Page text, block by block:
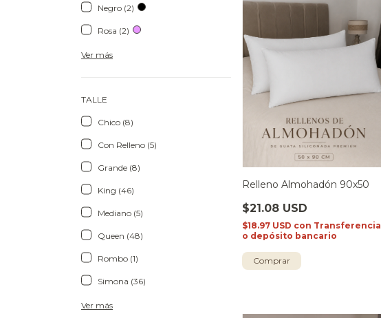
Negro (2)
Rosa (2)
Ver más
TALLE
Chico (8)
Con Relleno (5)
Grande (8)
King (46)
Mediano (5)
Queen (48)
Rombo (1)
Simona (36)
Ver más
Relleno Almohadón 90x50
$21.08 USD
$18.97 USD con Transferencia
o depósito bancario